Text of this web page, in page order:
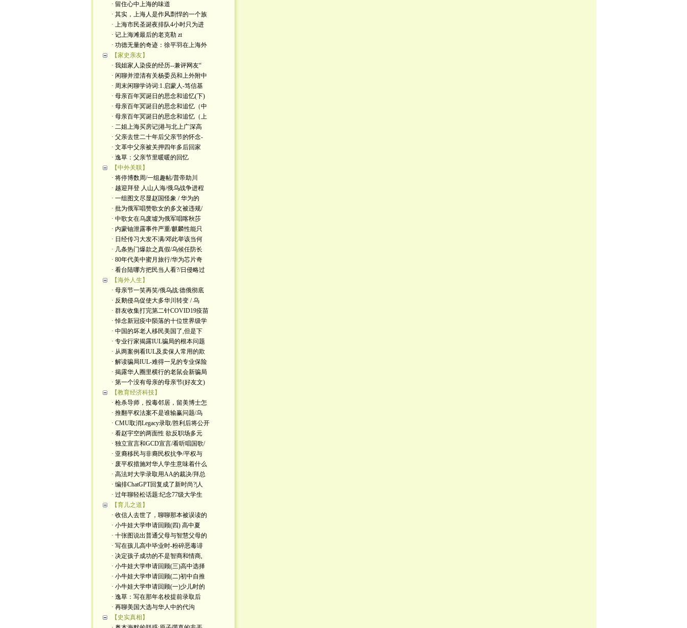
· 留住心中上海的味道
· 其实，上海人是作风剽悍的一个族
· 上海市民圣诞夜排队4小时只为进
· 记上海滩最后的老克勒 zt
· 功德无量的奇迹：徐平羽在上海外
【家史亲友】
· 我姐家人染疫的经历--兼评网友“
· 闲聊并澄清有关杨委员和上外附中
· 周末闲聊学诗词:1.启蒙人-笃信基
· 母亲百年冥诞日的思念和追忆(下)
· 母亲百年冥诞日的思念和追忆（中
· 母亲百年冥诞日的思念和追忆（上
· 二姐上海买房记|港与北上广深高
· 父亲去世二十年后父亲节的怀念-
· 文革中父亲被关押四年多后回家
· 逸草：父亲节里暖暖的回忆
【中外关联】
· 将停博数周/一组趣帖/普帝助川
· 越迎拜登 人山人海/俄乌战争进程
· 一组图文尽显赵国怪象 / 华为的
· 批为俄军唱赞歌女的多文被违规/
· 中歌女在乌废墟为俄军唱喀秋莎
· 内蒙铀泄露事件严重/麒麟性能只
· 日经传习大发不满/邓此举该当何
· 几条热门爆款之真假/乌候任防长
· 80年代美中蜜月旅行/华为芯片奇
· 看台陆哪方把民当人看?/日侵略过
【海外人生】
· 母亲节一笑再笑/俄乌战:德俄彻底
· 反鹅侵乌促使大多华川转变 / 乌
· 群友收集打完第二针COVID19疫苗
· 悼念新冠疫中陨落的十位世界级学
· 中国的坏老人移民美国了,但是下
· 专业行家揭露IUL骗局的根本问题
· 从两案例看IUL及卖保人常用的欺
· 解读骗局IUL-难得一见的专业保险
· 揭露华人圈里横行的老鼠会新骗局
· 第一个没有母亲的母亲节(好友文)
【教育经济科技】
· 枪杀导师，投毒邻居，留美博士怎
· 推翻平权法案不是谁输赢问题/乌
· CMU取消Legacy录取/胜利后将公开
· 看赵宇空的两面性 欲反职场多元
· 独立宣言和GCD宣言/看听唱国歌/
· 亚裔移民与非裔民权抗争/平权与
· 废平权措施对华人学生意味着什么
· 高法对大学录取用AA的裁决/拜总
· 编排ChatGPT回复成了新时尚?|人
· 过年聊轻松话题:纪念77级大学生
【育儿之道】
· 收信人去世了，聊聊那本被误读的
· 小牛娃大学申请回顾(四) 高中夏
· 十张图说出普通父母与智慧父母的
· 写在孩儿高中毕业时-粉碎恶毒诽
· 决定孩子成功的不是智商和情商,
· 小牛娃大学申请回顾(三)高中选择
· 小牛娃大学申请回顾(二)初中自推
· 小牛娃大学申请回顾(一)少儿时的
· 逸草：写在那年名校提前录取后
· 再聊美国大选与华人中的代沟
【史实真相】